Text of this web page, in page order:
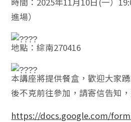
進場）
地點：綜南270416
本講座將提供餐盒，歡迎大家
後不克前往參加，請寄信告知
https://docs.google.com/